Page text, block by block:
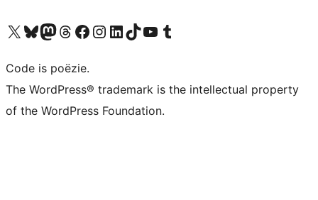
Bezoek ons X (voorheen Twitter) account
Bezoek ons Bluesky account
Bezoek ons Mastodon account
Bezoek ons Threads account
Onze Facebook pagina bezoeken
Bezoek ons Instagram account
Bezoek ons LinkedIn account
Bezoek ons TikTok account
Bezoek ons YouTube kanaalBezoek ons Tumblr account
Code is poëzie.
The WordPress® trademark is the intellectual property
of the WordPress Foundation.